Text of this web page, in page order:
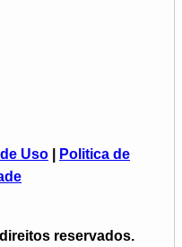
Uso
Politica de
reservados.